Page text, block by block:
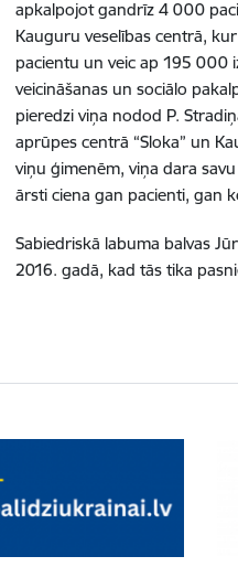
apkalpojot gandrīz 4 000
Kauguru veselības centrā,
pacientu un veic ap 195 000
veicināšanas un sociālo
pieredzi viņa nodod P.
aprūpes centrā “Sloka” un
viņu ģimenēm, viņa dara
ārsti ciena gan pacienti, gan
Sabiedriskā labuma balvas
2016. gadā, kad tās tika